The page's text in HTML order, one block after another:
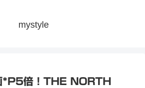
mystyle
*P5倍！THE NORTH